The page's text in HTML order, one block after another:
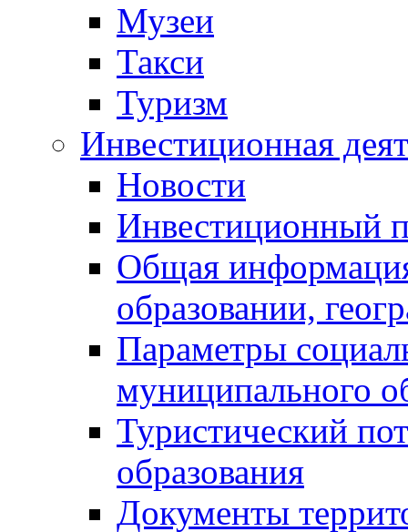
Музеи
Такси
Туризм
Инвестиционная
Новости
Инвестиционный
Общая
образовании,
Параметры
муниципального
Туристический
образования
Документы